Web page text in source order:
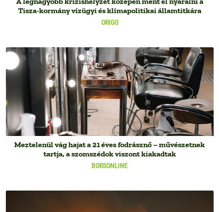
ORIGO
Tisza-kormány vízügyi és klímapolitikai államtitkára
BORSONLINE
Meztelenül vág hajat a 21 éves fodrásznő – művészetnek
tartja, a szomszédok viszont kiakadtak